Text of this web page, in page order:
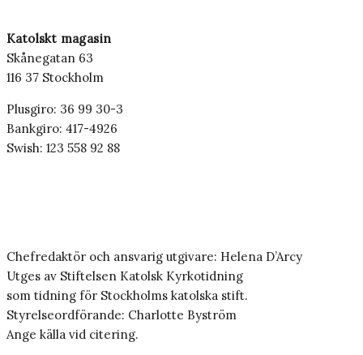
Katolskt magasin
Skånegatan 63
116 37 Stockholm
Plusgiro: 36 99 30-3
Bankgiro: 417-4926
Swish: 123 558 92 88
Chefredaktör och ansvarig utgivare: Helena D’Arcy
Utges av Stiftelsen Katolsk Kyrkotidning
som tidning för Stockholms katolska stift.
Styrelseordförande: Charlotte Byström
Ange källa vid citering.